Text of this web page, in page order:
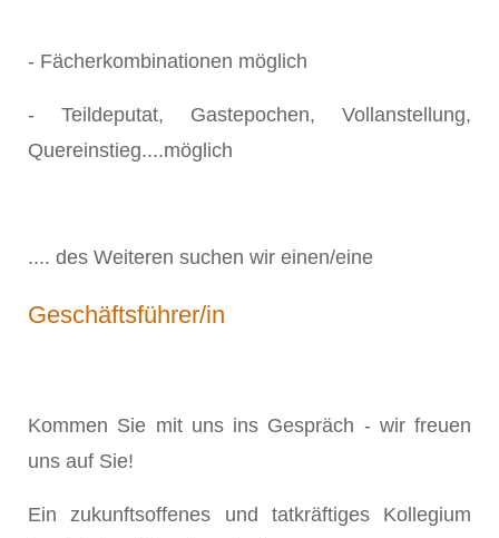
- Fächerkombinationen möglich
- Teildeputat, Gastepochen, Vollanstellung,
Quereinstieg....möglich
.... des Weiteren suchen wir einen/eine
Geschäftsführer/in
Kommen Sie mit uns ins Gespräch - wir freuen
uns auf Sie!
Ein zukunftsoffenes und tatkräftiges Kollegium